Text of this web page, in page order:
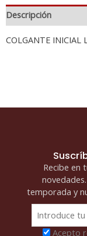
Descripción
COLGANTE INICIAL
Recibe en
temporada y
Acepto